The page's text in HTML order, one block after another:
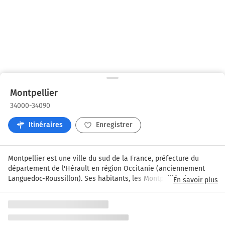
Montpellier
34000-34090
Itinéraires Enregistrer
Montpellier est une ville du sud de la France, préfecture du
département de l'Hérault en région Occitanie (anciennement
Languedoc-Roussillon). Ses habitants, les Montpelliérains, sont
du département et la 8e de France. Très proche de la
Méditerranée, cette ville se situe sur un grand axe de
communication joignant l'Espagne à l'ouest et l'Italie à l'est. Les
En savoir plus